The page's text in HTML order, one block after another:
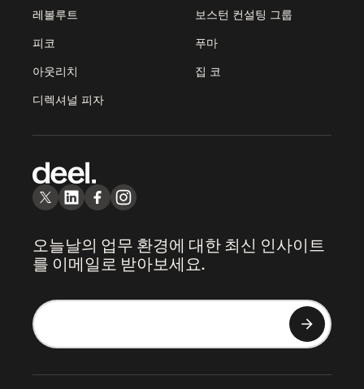
레볼루트 보스턴 컨설팅 그룹
피코 푸마
아웃리치 집 코
디렉셔널 피자
오늘날의 업무 환경에 대한 최신 인사이트
를 이메일로 받아보세요.